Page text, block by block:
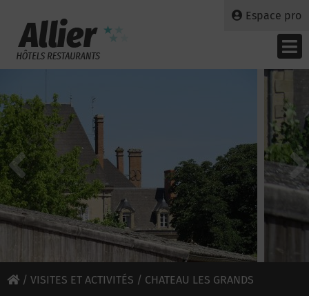
Espace pro
/ VISITES ET ACTIVITÉS / CHATEAU LES GRANDS